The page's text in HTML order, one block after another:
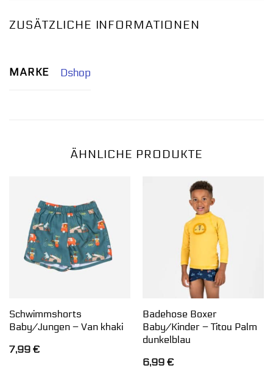
ZUSÄTZLICHE INFORMATIONEN
MARKE Dshop
ÄHNLICHE PRODUKTE
Schwimmshorts
Baby/Jungen – Van khaki
7,99 €
Badehose Boxer
Baby/Kinder – Titou Palm
dunkelblau
6,99 €